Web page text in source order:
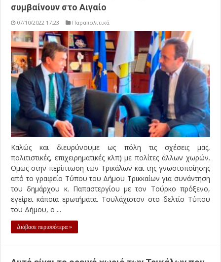
συμβαίνουν στο Αιγαίο
07/10/2022 17:23 Παραπολιτικά
Καλώς και διευρύνουμε ως πόλη τις σχέσεις μας,
πολιτιστικές, επιχειρηματικές κλπ) με πολίτες άλλων χωρών.
Ομως στην περίπτωση των Τρικάλων και της γνωστοποίησης
από το γραφείο Τύπου του Δήμου Τρικκαίων για συνάντηση
του δημάρχου κ. Παπαστεργίου με τον Τούρκο πρόξενο,
εγείρει κάποια ερωτήματα. Τουλάχιστον στο δελτίο Τύπου
του Δήμου, ο ...
Διάβασε περισσότερα »